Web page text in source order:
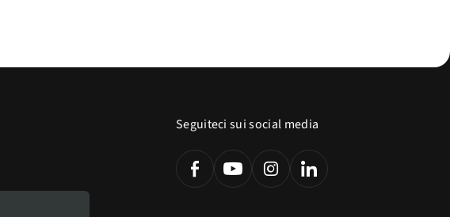
Seguiteci sui social media